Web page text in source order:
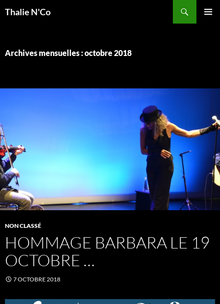
Thalie N'Co
Archives mensuelles : octobre 2018
NON CLASSÉ
HOMMAGE BARBARA LE 19
OCTOBRE …
7 OCTOBRE 2018